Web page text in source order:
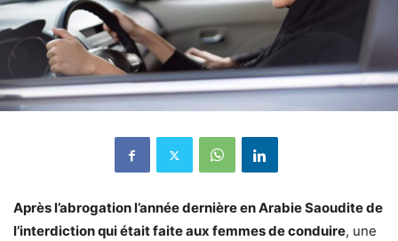
Après l’abrogation l’année dernière en Arabie Saoudite de
l’interdiction qui était faite aux femmes de conduire, une